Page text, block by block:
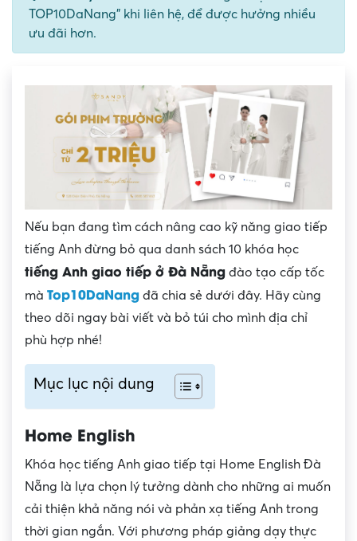
TOP10DaNang" khi liên hệ, để được hưởng nhiều
ưu đãi hơn.
Nếu bạn đang tìm cách nâng cao kỹ năng giao tiếp
tiếng Anh đừng bỏ qua danh sách 10 khóa học
tiếng Anh giao tiếp ở Đà Nẵng đào tạo cấp tốc
mà Top10DaNang đã chia sẻ dưới đây. Hãy cùng
theo dõi ngay bài viết và bỏ túi cho mình địa chỉ
phù hợp nhé!
Mục lục nội dung
Home English
Khóa học tiếng Anh giao tiếp tại Home English Đà
Nẵng là lựa chọn lý tưởng dành cho những ai muốn
cải thiện khả năng nói và phản xạ tiếng Anh trong
thời gian ngắn. Với phương pháp giảng dạy thực